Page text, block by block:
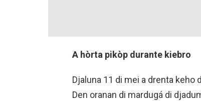
A hòrta pikòp durante kiebro
Djaluna 11 di mei a drenta keho
Den oranan di mardugá di